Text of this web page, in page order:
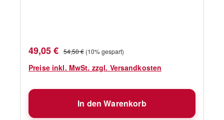
COBB Premier+/Air Deluxe
Verkaufspreis:
49,05 € Regulärer Preis:
54,50 € (10% gespart)
Preise inkl. MwSt. zzgl. Versandkosten
In den Warenkorb